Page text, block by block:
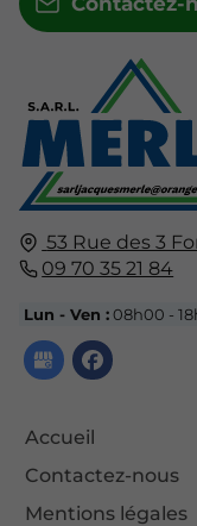
53 Rue des 3
09 70 35 21 84
Lun - Ven :08h00 -
Accueil
Contactez-nous
Mentions légales